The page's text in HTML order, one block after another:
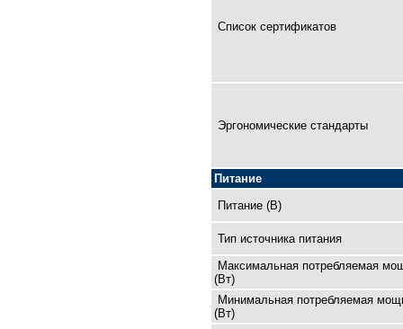
Список сертификатов
Эргономические стандарты
Питание
Питание (В)
Тип источника питания
Максимальная потребляемая
(Вт)
Минимальная потребляемая
(Вт)